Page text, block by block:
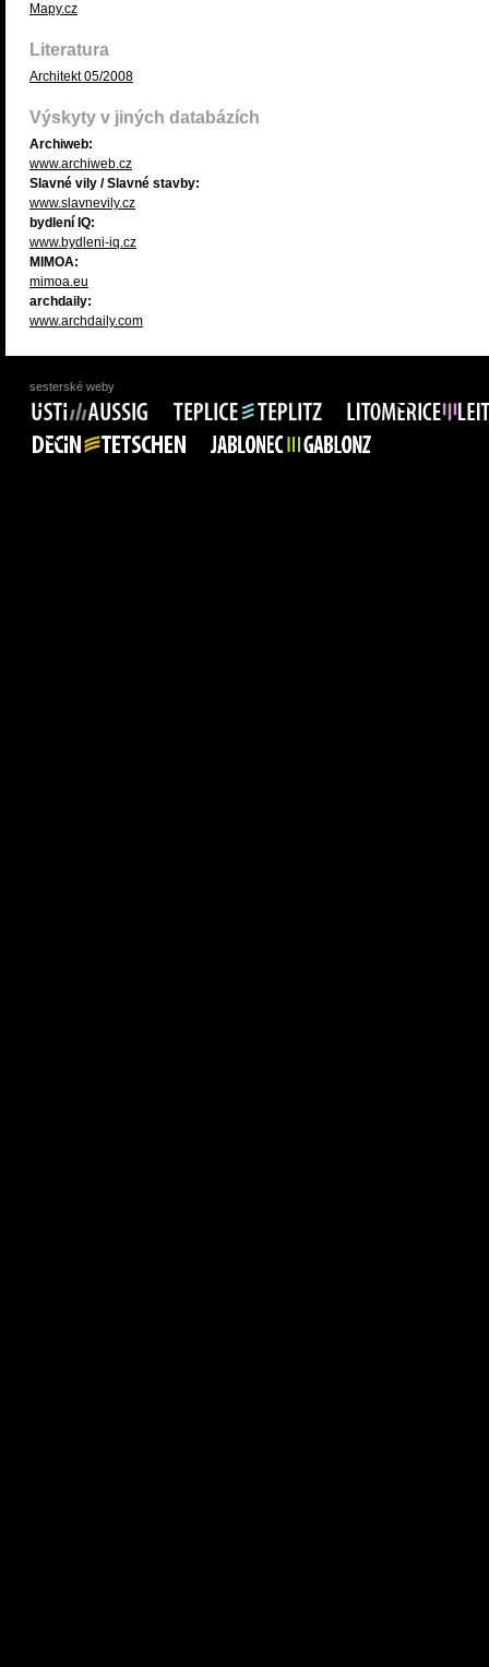
Mapy.cz
Literatura
Architekt 05/2008
Výskyty v jiných databázích
Archiweb:
www.archiweb.cz
Slavné vily / Slavné stavby:
www.slavnevily.cz
bydlení IQ:
www.bydleni-iq.cz
MIMOA:
mimoa.eu
archdaily:
www.archdaily.com
sesterské weby